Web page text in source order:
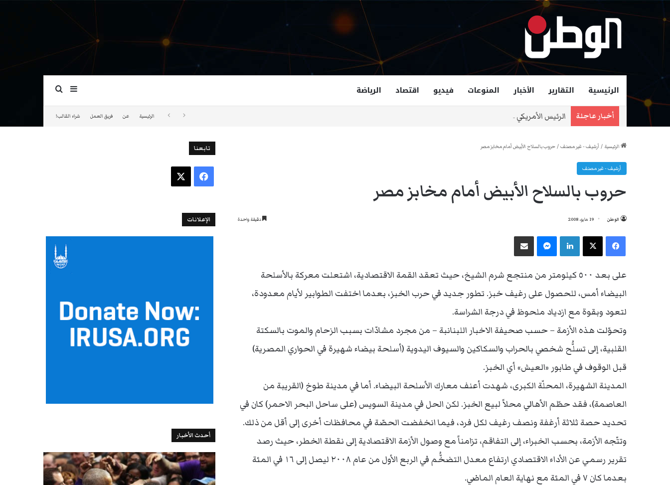
الرئيسية التقارير الأخبار المنوعات فيديو اقتصاد الرياضة إضافة عمود جانبي
بحث عن
أخبار عاجلة الرئيس الأمريكي ترامب: بعض أفعال نتنياهو لا تعجبني.. الرئيسية عن فريق العمل شراء القالب!
الرئيسية / أرشيف - غير مصنف/حروب بالسلاح الأبيض أمام مخابز مصر
أرشيف - غير مصنف
حروب بالسلاح الأبيض أمام مخابز مصر
الوطن 19 مايو، 2008 دقيقة واحدة
فيسبوك ‫X لينكدإن ماسنجر مشاركة عبر البريد
على بعد ٥٠٠ كيلومتر من منتجع شرم الشيخ، حيث تعقد القمة الاقتصادية، اشتعلت معركة بالأسلحة
البيضاء أمس، للحصول على رغيف خبز. تطور جديد في حرب الخبز، بعدما اختفت الطوابير لأيام معدودة،
لتعود وبقوة مع ازدياد ملحوظ في درجة الشراسة.
وتحوّلت هذه الأزمة – حسب صحيفة الاخبار اللبنانبة – من مجرد مشادّات بسبب الزحام والموت بالسكتة
القلبية، إلى تسلُّح شخصي بالحراب والسكاكين والسيوف اليدوية (أسلحة بيضاء شهيرة في الحواري المصرية)
قبل الوقوف في طابور «العيش» أي الخبز.
المدينة الشهيرة، المحلّة الكبرى، شهدت أعنف معارك الأسلحة البيضاء. أما في مدينة طوخ (القريبة من
العاصمة)، فقد حطّم الأهالي محلاً لبيع الخبز. لكن الحل في مدينة السويس (على ساحل البحر الاحمر) كان في
تحديد حصة ثلاثة أرغفة ونصف رغيف لكل فرد، فيما انخفضت الحصّة في محافظات أخرى إلى أقل من ذلك.
وتتّجه الأزمة، بحسب الخبراء، إلى التفاقم، تزامناً مع وصول الأزمة الاقتصادية إلى نقطة الخطر، حيث رصد
تقرير رسمي عن الأداء الاقتصادي ارتفاع معدل التضخُّم في الربع الأول من عام ٢٠٠٨ ليصل إلى ١٦ في المئة
بعدما كان ٧ في المئة مع نهاية العام الماضي.
تابعنا
فيسبوك
الإعلانات
أحدث الأخبار